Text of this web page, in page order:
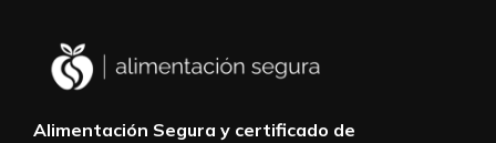
Alimentación Segura y certificado de